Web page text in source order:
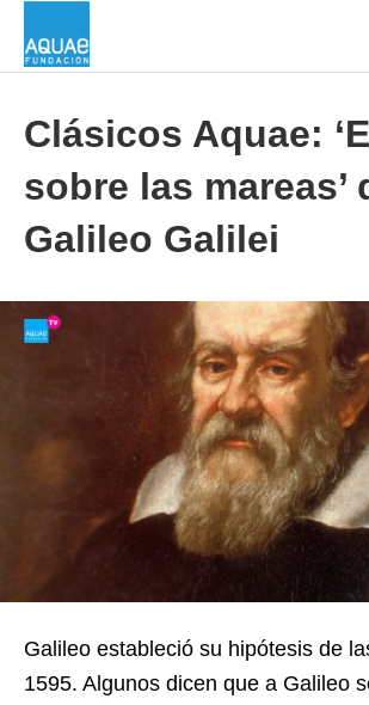
Clásicos Aquae:
sobre las mareas’
Galileo Galilei
Galileo estableció su hipótesis de
1595. Algunos dicen que a Galileo